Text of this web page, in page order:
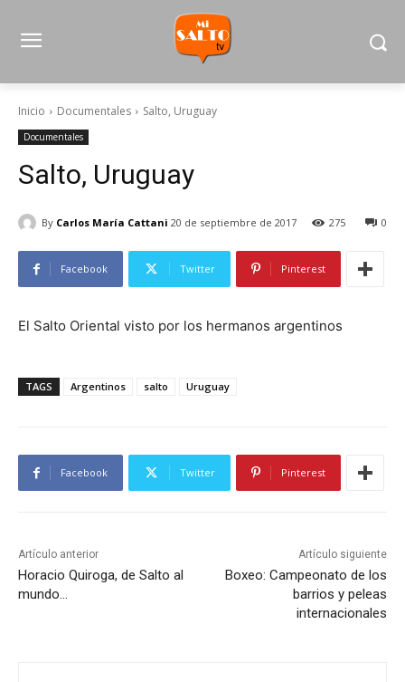
Inicio Documentales Salto, Uruguay
Documentales
Salto, Uruguay
By Carlos María Cattani 20 de septiembre de 2017 0
275
Facebook Twitter Pinterest
El Salto Oriental visto por los hermanos argentinos
TAGS Argentinos salto Uruguay
Facebook Twitter Pinterest
Artículo anterior
Horacio Quiroga, de Salto al
mundo…
Artículo siguiente
Boxeo: Campeonato de los
barrios y peleas
internacionales